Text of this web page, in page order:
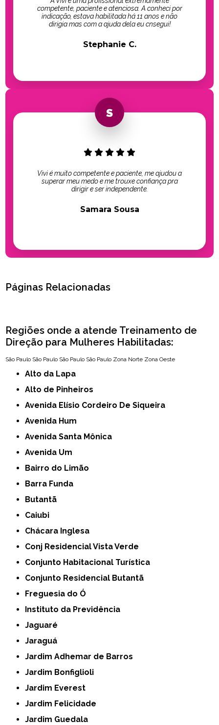
competente, paciente e atenciosa. A conheci por
indicação, estava habilitada há 11 anos e não
dirigia mas com a ajuda dela eu cnsegui!
Stephanie C.
Vivi é muito competente e paciente, me ajudou a
superar meu medo e me trouxe confiança pra
dirigir e ser independente.
Samara Sousa
Páginas Relacionadas
Regiões onde a atende Treinamento de
Direção para Mulheres Habilitadas:
São Paulo São Paulo São Paulo São Paulo Zona Norte Zona Oeste
Alto da Lapa
Alto de Pinheiros
Avenida Elísio Cordeiro De Siqueira
Avenida Hum
Avenida Santa Mônica
Avenida Um
Bairro do Limão
Barra Funda
Butantã
Caiubi
Chácara Inglesa
Conj Residencial Vista Verde
Conjunto Habitacional Turística
Conjunto Residencial Butantã
Freguesia do Ó
Instituto da Previdência
Jaguaré
Jaraguá
Jardim Adhemar de Barros
Jardim Bonfiglioli
Jardim Everest
Jardim Felicidade
Jardim Guedala